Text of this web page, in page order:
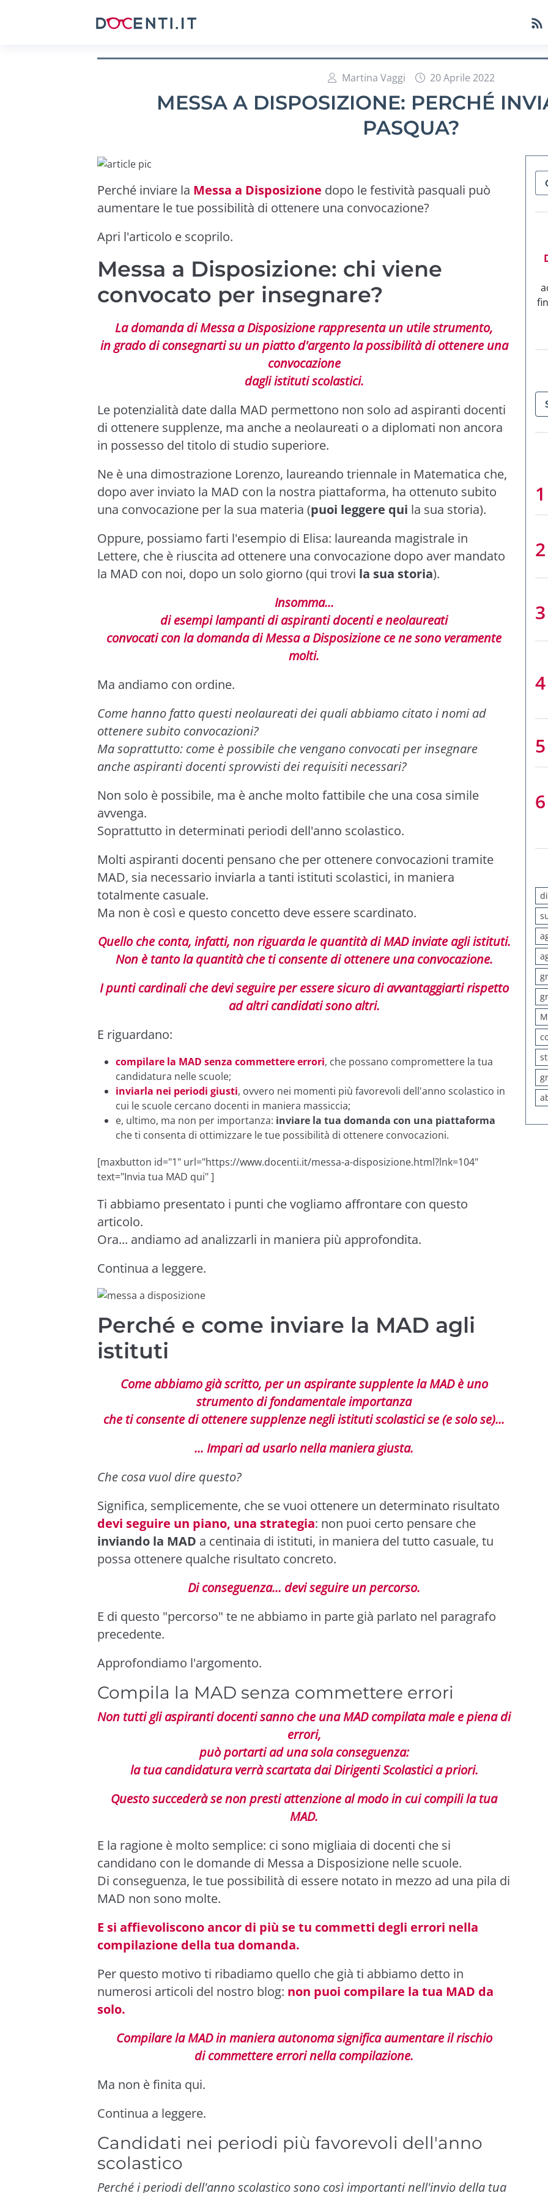
Martina Vaggi 20 Aprile 2022
MESSA A DISPOSIZIONE: PERCHÉ
PASQUA?
Perché inviare la Messa a Disposizione dopo le festività pasquali può
aumentare le tue possibilità di ottenere una convocazione?
Apri l'articolo e scoprilo.
Messa a Disposizione: chi viene
convocato per insegnare?
La domanda di Messa a Disposizione rappresenta un utile strumento,
in grado di consegnarti su un piatto d'argento la possibilità di ottenere una
convocazione
dagli istituti scolastici.
Le potenzialità date dalla MAD permettono non solo ad aspiranti docenti
di ottenere supplenze, ma anche a neolaureati o a diplomati non ancora
in possesso del titolo di studio superiore.
Ne è una dimostrazione Lorenzo, laureando triennale in Matematica che,
dopo aver inviato la MAD con la nostra piattaforma, ha ottenuto subito
una convocazione per la sua materia (puoi leggere qui la sua storia).
Oppure, possiamo farti l'esempio di Elisa: laureanda magistrale in
Lettere, che è riuscita ad ottenere una convocazione dopo aver mandato
la MAD con noi, dopo un solo giorno (qui trovi la sua storia).
Insomma...
di esempi lampanti di aspiranti docenti e neolaureati
convocati con la domanda di Messa a Disposizione ce ne sono veramente
molti.
Ma andiamo con ordine.
Come hanno fatto questi neolaureati dei quali abbiamo citato i nomi ad
ottenere subito convocazioni?
Ma soprattutto: come è possibile che vengano convocati per insegnare
anche aspiranti docenti sprovvisti dei requisiti necessari?
Non solo è possibile, ma è anche molto fattibile che una cosa simile
avvenga.
Soprattutto in determinati periodi dell'anno scolastico.
Molti aspiranti docenti pensano che per ottenere convocazioni tramite
MAD, sia necessario inviarla a tanti istituti scolastici, in maniera
totalmente casuale.
Ma non è così e questo concetto deve essere scardinato.
Quello che conta, infatti, non riguarda le quantità di MAD inviate agli istituti.
Non è tanto la quantità che ti consente di ottenere una convocazione.
I punti cardinali che devi seguire per essere sicuro di avvantaggiarti rispetto
ad altri candidati sono altri.
E riguardano:
compilare la MAD senza commettere errori, che possano compromettere la tua
candidatura nelle scuole;
inviarla nei periodi giusti, ovvero nei momenti più favorevoli dell'anno scolastico in
cui le scuole cercano docenti in maniera massiccia;
e, ultimo, ma non per importanza: inviare la tua domanda con una piattaforma
che ti consenta di ottimizzare le tue possibilità di ottenere convocazioni.
[maxbutton id="1" url="https://www.docenti.it/messa-a-disposizione.html?lnk=104"
text="Invia tua MAD qui" ]
Ti abbiamo presentato i punti che vogliamo affrontare con questo
articolo.
Ora... andiamo ad analizzarli in maniera più approfondita.
Continua a leggere.
Perché e come inviare la MAD agli
istituti
Come abbiamo già scritto, per un aspirante supplente la MAD è uno
strumento di fondamentale importanza
che ti consente di ottenere supplenze negli istituti scolastici se (e solo se)...
... Impari ad usarlo nella maniera giusta.
Che cosa vuol dire questo?
Significa, semplicemente, che se vuoi ottenere un determinato risultato
devi seguire un piano, una strategia: non puoi certo pensare che
inviando la MAD a centinaia di istituti, in maniera del tutto casuale, tu
possa ottenere qualche risultato concreto.
Di conseguenza... devi seguire un percorso.
E di questo "percorso" te ne abbiamo in parte già parlato nel paragrafo
precedente.
Approfondiamo l'argomento.
Compila la MAD senza commettere errori
Non tutti gli aspiranti docenti sanno che una MAD compilata male e piena di
errori,
può portarti ad una sola conseguenza:
la tua candidatura verrà scartata dai Dirigenti Scolastici a priori.
Questo succederà se non presti attenzione al modo in cui compili la tua
MAD.
E la ragione è molto semplice: ci sono migliaia di docenti che si
candidano con le domande di Messa a Disposizione nelle scuole.
Di conseguenza, le tue possibilità di essere notato in mezzo ad una pila di
MAD non sono molte.
E si affievoliscono ancor di più se tu commetti degli errori nella
compilazione della tua domanda.
Per questo motivo ti ribadiamo quello che già ti abbiamo detto in
numerosi articoli del nostro blog: non puoi compilare la tua MAD da
solo.
Compilare la MAD in maniera autonoma significa aumentare il rischio
di commettere errori nella compilazione.
Ma non è finita qui.
Continua a leggere.
Candidati nei periodi più favorevoli dell'anno
scolastico
Perché i periodi dell'anno scolastico sono così importanti nell'invio della tua